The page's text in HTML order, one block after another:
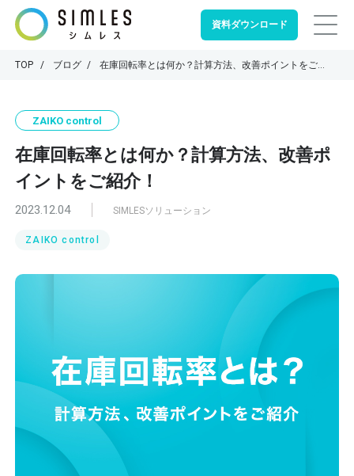
資料ダウンロード
TOP ブログ 在庫回転率とは何か？計算方法、改善ポイントをご紹介！
ZAIKO control
在庫回転率とは何か？計算方法、改善ポ
イントをご紹介！
2023.12.04 SIMLESソリューション
ZAIKO control